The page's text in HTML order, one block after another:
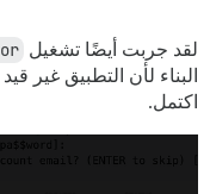
لقد جربت أيضًا تشغيل
البناء لأن التطبيق غير
اكتمل.